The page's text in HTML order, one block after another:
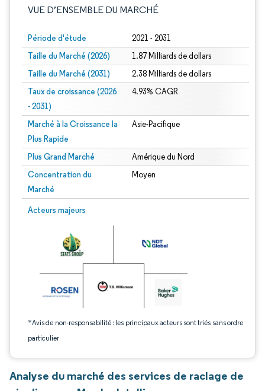
VUE D’ENSEMBLE DU MARCHÉ
Période d'étude 2021 - 2031
Taille du Marché (2026) 1.87 Milliards de dollars
Taille du Marché (2031) 2.38 Milliards de dollars
Taux de croissance (2026
- 2031)
4.93% CAGR
Marché à la Croissance la
Plus Rapide
Asie-Pacifique
Plus Grand Marché Amérique du Nord
Concentration du
Marché
Moyen
Acteurs majeurs
*Avis de non-responsabilité : les principaux acteurs sont triés sans ordre
particulier
Image © Mordor Intelligence. La réutilisation nécessite une attribution sous CC
Analyse du marché des services de raclage de